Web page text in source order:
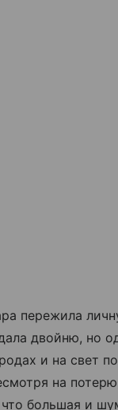
пережила
двойню, но
и на свет
на
что большая и